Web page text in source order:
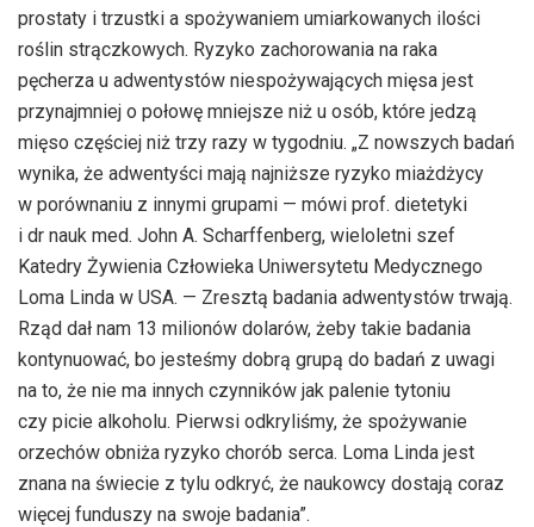
prostaty i trzustki a spożywaniem umiarkowanych ilości
roślin strączkowych. Ryzyko zachorowania na raka
pęcherza u adwentystów niespożywających mięsa jest
przynajmniej o połowę mniejsze niż u osób, które jedzą
mięso częściej niż trzy razy w tygodniu. „Z nowszych badań
wynika, że adwentyści mają najniższe ryzyko miażdżycy
w porównaniu z innymi grupami — mówi prof. dietetyki
i dr nauk med. John A. Scharffenberg, wieloletni szef
Katedry Żywienia Człowieka Uniwersytetu Medycznego
Loma Linda w USA. — Zresztą badania adwentystów trwają.
Rząd dał nam 13 milionów dolarów, żeby takie badania
kontynuować, bo jesteśmy dobrą grupą do badań z uwagi
na to, że nie ma innych czynników jak palenie tytoniu
czy picie alkoholu. Pierwsi odkryliśmy, że spożywanie
orzechów obniża ryzyko chorób serca. Loma Linda jest
znana na świecie z tylu odkryć, że naukowcy dostają coraz
więcej funduszy na swoje badania”.